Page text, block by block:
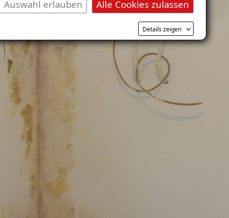
Alle Cookies zulassen
Auswahl erlauben
Details zeigen